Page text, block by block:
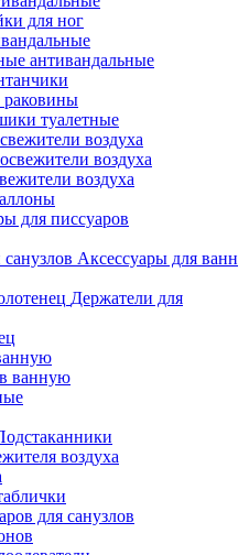
для ног
антивандальные
туалетные
воздуха
воздуха
для писсуаров
Аксессуары для ванн
Держатели для
ванную
воздуха
для санузлов